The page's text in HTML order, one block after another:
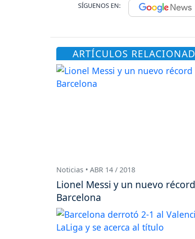
SÍGUENOS EN:
ARTÍCULOS
Noticias • ABR 14 / 2018
Lionel Messi y un nuevo
Barcelona